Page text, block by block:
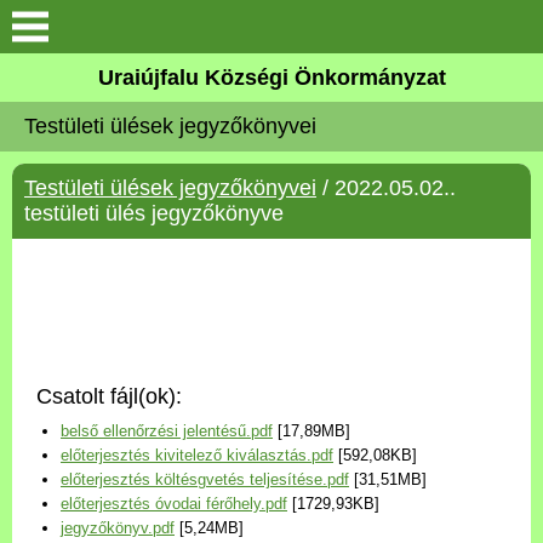
Köszöntő
Elérhetőségek
Uraiújfalu
Választási információk
Versenyképes Járások
Program
Uraiújfalu Községi Önkormányzat
Testületi ülések jegyzőkönyvei
Testületi ülések jegyzőkönyvei / 2022.05.02..
testületi ülés jegyzőkönyve
Csatolt fájl(ok):
belső ellenőrzési jelentésű.pdf [17,89MB]
előterjesztés kivitelező kiválasztás.pdf [592,08KB]
előterjesztés költésgvetés teljesítése.pdf [31,51MB]
előterjesztés óvodai férőhely.pdf [1729,93KB]
jegyzőkönyv.pdf [5,24MB]